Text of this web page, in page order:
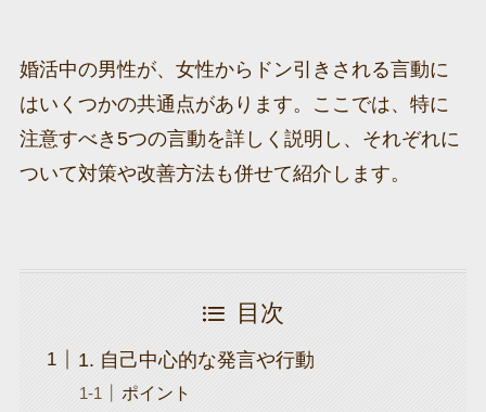
婚活中の男性が、女性からドン引きされる言動に
はいくつかの共通点があります。ここでは、特に
注意すべき5つの言動を詳しく説明し、それぞれに
ついて対策や改善方法も併せて紹介します。
目次
1. 自己中心的な発言や行動
ポイント